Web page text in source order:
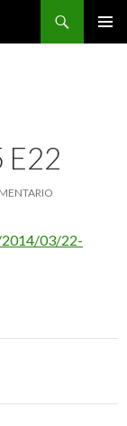
E22
2014/03/22-